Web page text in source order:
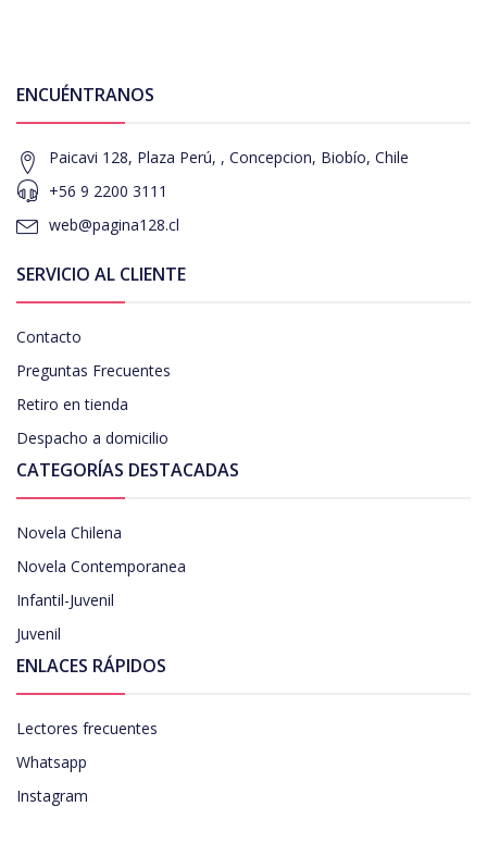
ENCUÉNTRANOS
Paicavi 128, Plaza Perú, , Concepcion, Biobío, Chile
+56 9 2200 3111
web@pagina128.cl
SERVICIO AL CLIENTE
Contacto
Preguntas Frecuentes
Retiro en tienda
Despacho a domicilio
CATEGORÍAS DESTACADAS
Novela Chilena
Novela Contemporanea
Infantil-Juvenil
Juvenil
ENLACES RÁPIDOS
Lectores frecuentes
Whatsapp
Instagram